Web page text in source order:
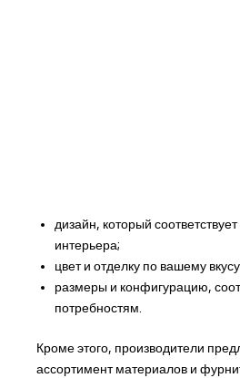
дизайн, который
интерьера;
цвет и отделку по вашему
размеры и конфигурацию,
потребностям.
Кроме этого, производители
ассортимент материалов и